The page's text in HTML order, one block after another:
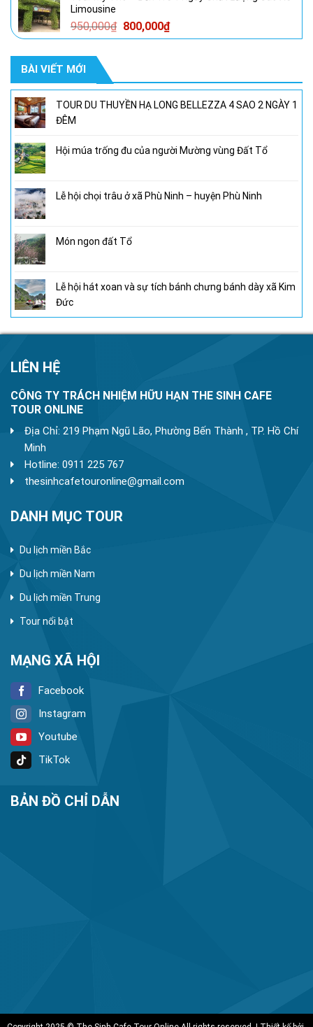
Limousine
950,000₫ Giá
gốc
800,000₫Giá
hiện
800,000₫.
BÀI VIẾT MỚI
TOUR DU THUYỀN HẠ LONG BELLEZZA 4 SAO 2 NGÀY 1
ĐÊM
Hội múa trống đu của người Mường vùng Đất Tổ
Lễ hội chọi trâu ở xã Phù Ninh – huyện Phù Ninh
Món ngon đất Tổ
Lễ hội hát xoan và sự tích bánh chưng bánh dày xã Kim
Đức
LIÊN HỆ
CÔNG TY TRÁCH NHIỆM HỮU HẠN THE SINH CAFE
TOUR ONLINE
Địa Chỉ: 219 Phạm Ngũ Lão, Phường Bến Thành , TP. Hồ Chí
Minh
Hotline: 0911 225 767
thesinhcafetouronline@gmail.com
DANH MỤC TOUR
Du lịch miền Bắc
Du lịch miền Nam
Du lịch miền Trung
Tour nổi bật
MẠNG XÃ HỘI
Facebook
Instagram
Youtube
TikTok
BẢN ĐỒ CHỈ DẪN